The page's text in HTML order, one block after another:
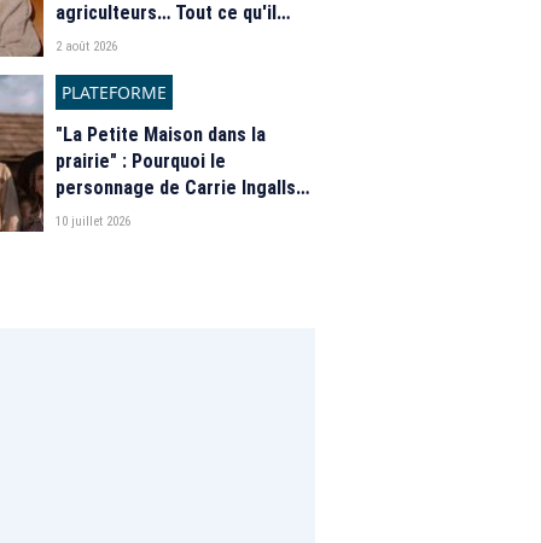
agriculteurs… Tout ce qu'il
faut savoir sur la saison 21 du
2 août 2026
PLATEFORME
"La Petite Maison dans la
prairie" : Pourquoi le
personnage de Carrie Ingalls
est absente de la nouvelle
10 juillet 2026